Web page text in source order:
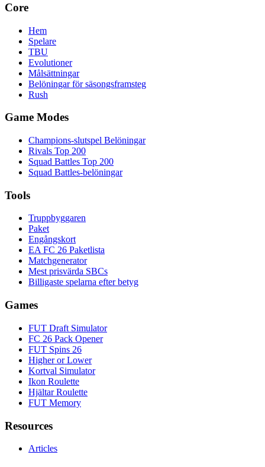
Core
Hem
Spelare
TBU
Evolutioner
Målsättningar
Belöningar för säsongsframsteg
Rush
Game Modes
Champions-slutspel Belöningar
Rivals Top 200
Squad Battles Top 200
Squad Battles-belöningar
Tools
Truppbyggaren
Paket
Engångskort
EA FC 26 Paketlista
Matchgenerator
Mest prisvärda SBCs
Billigaste spelarna efter betyg
Games
FUT Draft Simulator
FC 26 Pack Opener
FUT Spins 26
Higher or Lower
Kortval Simulator
Ikon Roulette
Hjältar Roulette
FUT Memory
Resources
Articles